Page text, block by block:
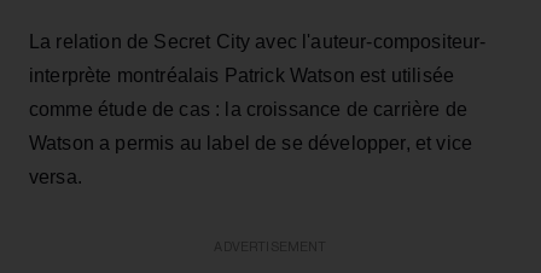
La relation de Secret City avec l'auteur-compositeur-
interprète montréalais Patrick Watson est utilisée
comme étude de cas : la croissance de carrière de
Watson a permis au label de se développer, et vice
versa.